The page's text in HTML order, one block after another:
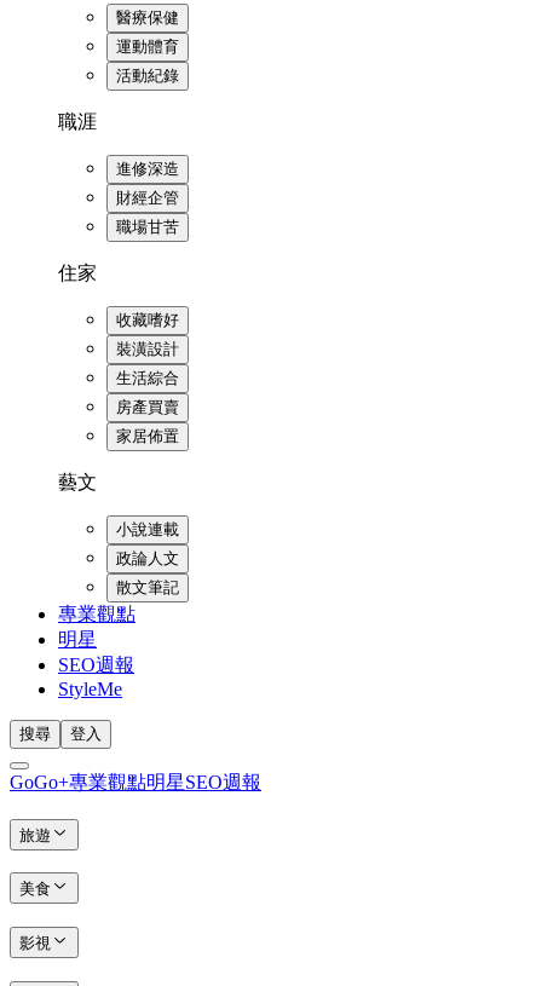
醫療保健
運動體育
活動紀錄
職涯
進修深造
財經企管
職場甘苦
住家
收藏嗜好
裝潢設計
生活綜合
房產買賣
家居佈置
藝文
小說連載
政論人文
散文筆記
專業觀點
明星
SEO週報
StyleMe
搜尋 登入
GoGo+專業觀點明星SEO週報
旅遊
美食
影視